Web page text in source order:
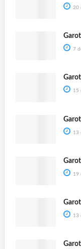
20
7
15
13
19
13